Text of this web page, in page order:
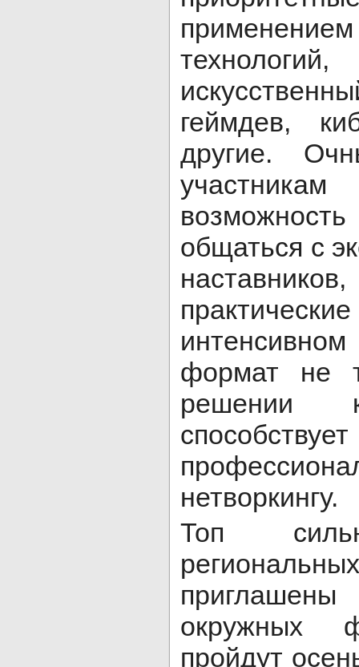
геймдев,
другие.
общаться с
формат не
решении
способствует
нетворкингу.
Топ
окружных
пройдут